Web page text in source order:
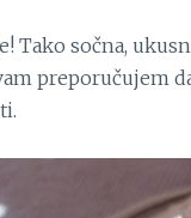
Tako sočna,
preporučujem